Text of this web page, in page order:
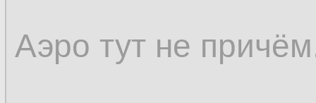
Аэро тут не